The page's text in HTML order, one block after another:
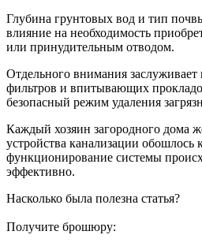
Глубина грунтовых вод и тип
влияние на необходимость
или принудительным отводом.
Отдельного внимания заслуживает
фильтров и впитывающих
безопасный режим удаления
Каждый хозяин загородного дома
устройства канализации обошлось
функционирование системы
эффективно.
Насколько была полезна статья?
Получите брошюру: